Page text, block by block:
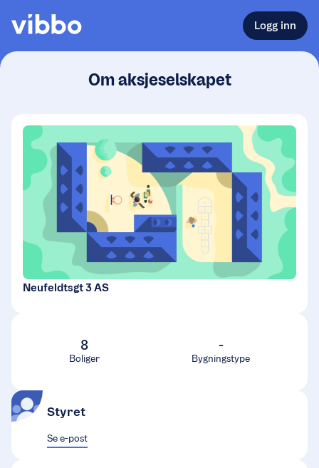
Logg inn
Om aksjeselskapet
Neufeldtsgt 3 AS
8
Boliger
-
Bygningstype
Styret
Se e-post